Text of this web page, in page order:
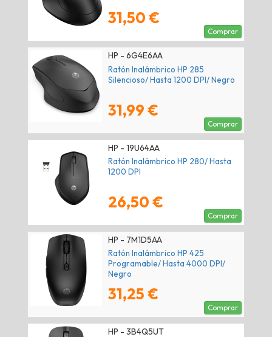
31,50 €
Comprar
HP - 6G4E6AA
Ratón Inalámbrico HP 285
Silencioso/ Hasta 1200 DPI/ Negro
31,99 €
Comprar
HP - 19U64AA
Ratón Inalámbrico HP 280/ Hasta
1200 DPI
26,50 €
Comprar
HP - 7M1D5AA
Ratón Inalámbrico HP 425
Programable/ Hasta 4000 DPI/
Negro
31,25 €
Comprar
HP - 3B4Q5UT